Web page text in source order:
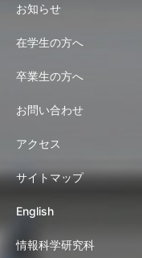
お知らせ
在学生の方へ
卒業生の方へ
お問い合わせ
アクセス
サイトマップ
English
情報科学研究科